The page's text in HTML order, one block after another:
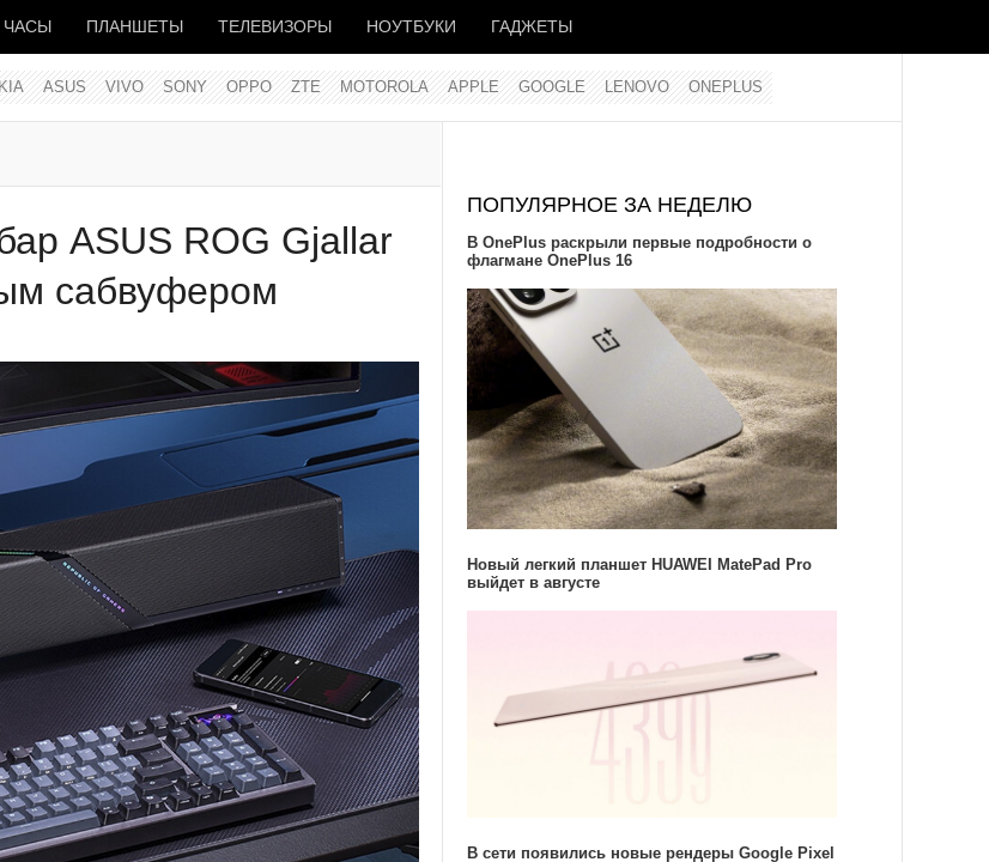
ЧАСЫ ПЛАНШЕТЫ ТЕЛЕВИЗОРЫ НОУТБУКИ ГАДЖЕТЫ
ASUS VIVO SONY OPPO ZTE MOTOROLA APPLE GOOGLE LENOVO ONEPLUS
ASUS ROG Gjallar
сабвуфером
ПОПУЛЯРНОЕ ЗА НЕДЕЛЮ
В OnePlus раскрыли первые подробности о
флагмане OnePlus 16
Новый легкий планшет HUAWEI MatePad Pro
выйдет в августе
В сети появились новые рендеры Google Pixel